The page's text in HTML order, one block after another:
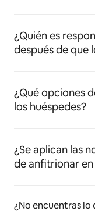
¿Quién es
después de que
¿Qué opciones
los huéspedes?
¿Se aplican las
de anfitrionar
¿No encuentras lo